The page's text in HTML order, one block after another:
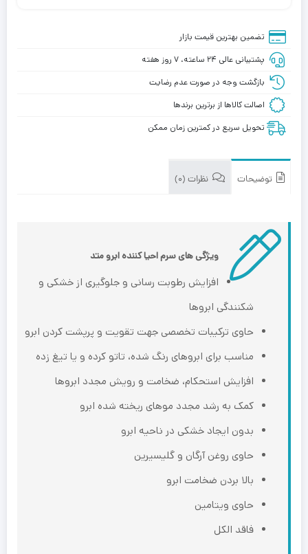
تضمین بهترین قیمت بازار
پشتیبانی عالی ۲۴ ساعته، ۷ روز هفته
بازگشت وجه در صورت عدم رضایت
اصالت کالاها از برترین برندها
تحویل سریع در کمترین زمان ممکن
توضیحات نظرات (0)
ویژگی های سرم احیا کننده ابرو متد
افزایش رطوبت رسانی و جلوگیری از خشکی و
شکنندگی ابروها
حاوی ترکیبات تخصصی جهت تقویت و پرپشت کردن ابرو
مناسب برای ابروهای رنگ شده، تاتو کرده و یا تیغ زده
افزایش استحکام، ضخامت و رویش مجدد ابروها
کمک به رشد مجدد موهای ریخته شده ابرو
بدون ایجاد خشکی در ناحیه ابرو
حاوی روغن آرگان و گلیسیرین
بالا بردن ضخامت ابرو
حاوی ویتامین
فاقد الکل